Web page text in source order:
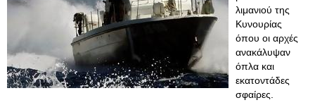
λιμανιού της
Κυνουρίας
όπου οι αρχές
ανακάλυψαν
όπλα και
εκατοντάδες
σφαίρες.